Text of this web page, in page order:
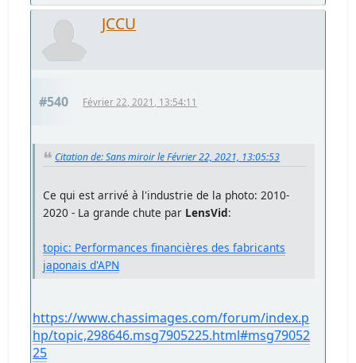
JCCU
#540 Février 22, 2021, 13:54:11
Citation de: Sans miroir le Février 22, 2021, 13:05:53
Ce qui est arrivé à l'industrie de la photo: 2010-
2020 - La grande chute par LensVid:
topic: Performances financières des fabricants
japonais d'APN
https://www.chassimages.com/forum/index.p
hp/topic,298646.msg7905225.html#msg79052
25